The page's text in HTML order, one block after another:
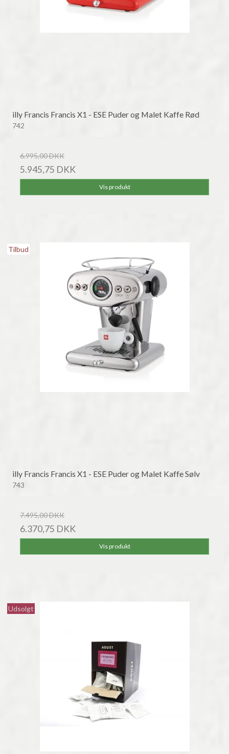
illy Francis Francis X1 - ESE Puder og Malet Kaffe Rød
742
6.995,00 DKK
5.945,75 DKK
Vis produkt
Tilbud
illy Francis Francis X1 - ESE Puder og Malet Kaffe Sølv
743
7.495,00 DKK
6.370,75 DKK
Vis produkt
Udsolgt